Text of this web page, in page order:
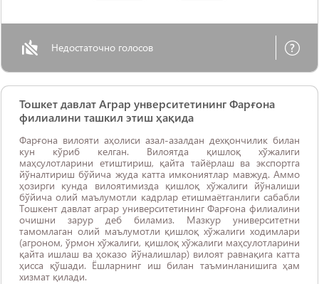
Недостаточно голосов
Тошкет давлат Аграр унверситетининг Фарғона
филиалини ташкил этиш ҳақида
Фарғона вилояти аҳолиси азал-азалдан дехқончилик билан
кун кўриб келган. Вилоятда қишлоқ хўжалиги
маҳсулотларини етиштириш, қайта тайёрлаш ва экспортга
йўналтириш бўйича жуда катта имкониятлар мавжуд. Аммо
ҳозирги кунда вилоятимизда қишлоқ хўжалиги йўналиши
бўйича олий маълумотли кадрлар етишмаётганлиги сабабли
Тошкент давлат аграр университетининг Фарғона филиалини
очишни зарур деб биламиз. Мазкур университетни
тамомлаган олий маълумотли қишлоқ хўжалиги ходимлари
(агроном, ўрмон хўжалиги, қишлоқ хўжалиги маҳсулотларини
қайта ишлаш ва ҳоказо йўналишлар) вилоят равнақига катта
ҳисса қўшади. Ёшларнинг иш билан таъминланишига ҳам
хизмат қилади.